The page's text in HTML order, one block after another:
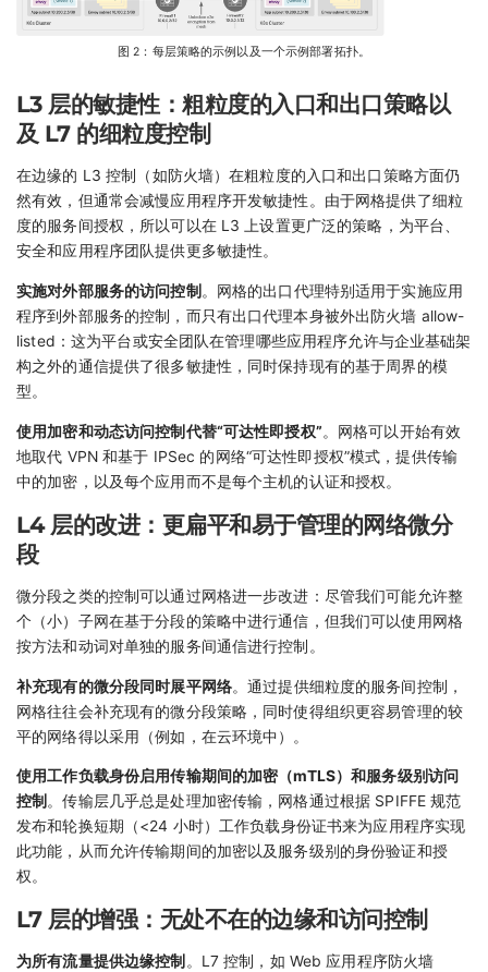
图 2：每层策略的示例以及一个示例部署拓扑。
L3 层的敏捷性：粗粒度的入口和出口策略以
及 L7 的细粒度控制
在边缘的 L3 控制（如防火墙）在粗粒度的入口和出口策略方面仍
然有效，但通常会减慢应用程序开发敏捷性。由于网格提供了细粒
度的服务间授权，所以可以在 L3 上设置更广泛的策略，为平台、
安全和应用程序团队提供更多敏捷性。
实施对外部服务的访问控制 。网格的出口代理特别适用于实施应用
程序到外部服务的控制，而只有出口代理本身被外出防火墙 allow-
listed：这为平台或安全团队在管理哪些应用程序允许与企业基础架
构之外的通信提供了很多敏捷性，同时保持现有的基于周界的模
型。
使用加密和动态访问控制代替“可达性即授权”。网格可以开始有效
地取代 VPN 和基于 IPSec 的网络“可达性即授权”模式，提供传输
中的加密，以及每个应用而不是每个主机的认证和授权。
L4 层的改进：更扁平和易于管理的网络微分
段
微分段之类的控制可以通过网格进一步改进：尽管我们可能允许整
个（小）子网在基于分段的策略中进行通信，但我们可以使用网格
按方法和动词对单独的服务间通信进行控制。
补充现有的微分段同时展平网络。通过提供细粒度的服务间控制，
网格往往会补充现有的微分段策略，同时使得组织更容易管理的较
平的网络得以采用（例如，在云环境中）。
使用工作负载身份启用传输期间的加密（mTLS）和服务级别访问
控制 。传输层几乎总是处理加密传输，网格通过根据 SPIFFE 规范
发布和轮换短期（<24 小时）工作负载身份证书来为应用程序实现
此功能，从而允许传输期间的加密以及服务级别的身份验证和授
权。
L7 层的增强：无处不在的边缘和访问控制
为所有流量提供边缘控制 。L7 控制，如 Web 应用程序防火墙